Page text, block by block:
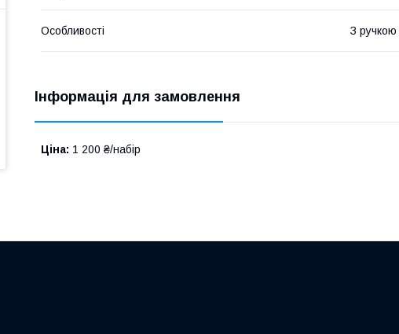
Особливості З ручкою
Інформація для замовлення
Ціна: 1 200 ₴/набір